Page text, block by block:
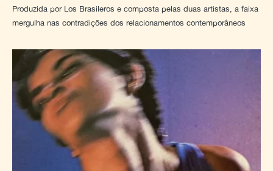
Produzida por Los Brasileros e composta pelas duas artistas, a faixa
mergulha nas contradições dos relacionamentos contemporâneos